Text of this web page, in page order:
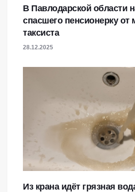
В Павлодарской области
спасшего пенсионерку от
таксиста
28.12.2025
Из крана идёт грязная